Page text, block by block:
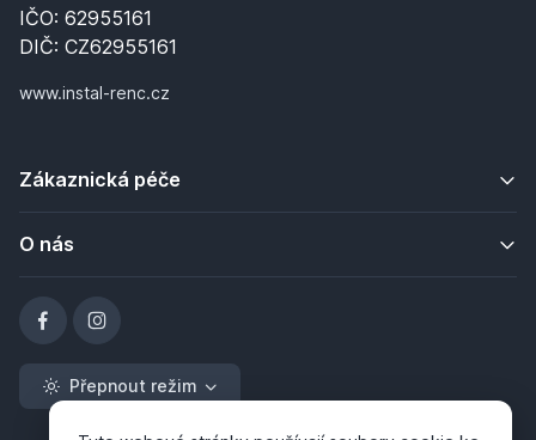
IČO: 62955161
DIČ: CZ62955161
www.instal-renc.cz
Zákaznická péče
O nás
Přepnout režim